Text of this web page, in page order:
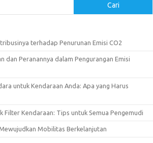
Cari
terhadap Penurunan Emisi CO2
dan Peranannya dalam Pengurangan Emisi
untuk Kendaraan Anda: Apa yang Harus
Filter Kendaraan: Tips untuk Semua Pengemudi
Mobilitas Berkelanjutan